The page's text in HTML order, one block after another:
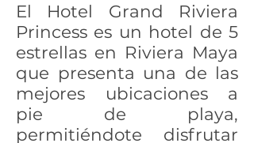
El Hotel Grand Riviera
Princess es un hotel de 5
estrellas en Riviera Maya
que presenta una de las
mejores ubicaciones a
pie de playa,
permitiéndote disfrutar